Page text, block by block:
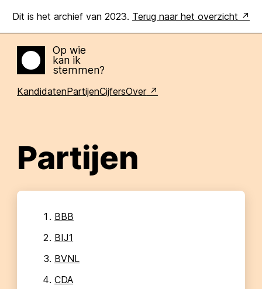
Dit is het archief van 2023. Terug naar het overzicht
Home
Op wie
kan ik
stemmen?
KandidatenPartijenCijfersOver
Partijen
BBB
BIJ1
BVNL
CDA